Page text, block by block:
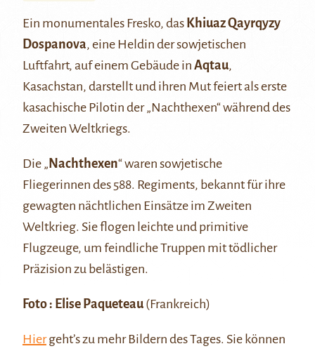
Ein monumentales Fresko, das Khiuaz Qayrqyzy
Dospanova, eine Heldin der sowjetischen
Luftfahrt, auf einem Gebäude in Aqtau,
Kasachstan, darstellt und ihren Mut feiert als erste
kasachische Pilotin der „Nachthexen“ während des
Zweiten Weltkriegs.
Die „Nachthexen“ waren sowjetische
Fliegerinnen des 588. Regiments, bekannt für ihre
gewagten nächtlichen Einsätze im Zweiten
Weltkrieg. Sie flogen leichte und primitive
Flugzeuge, um feindliche Truppen mit tödlicher
Präzision zu belästigen.
Foto : Elise Paqueteau (Frankreich)
Hiergeht’s zu mehr Bildern des Tages. Sie können